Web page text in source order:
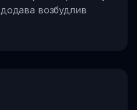
возбудлив